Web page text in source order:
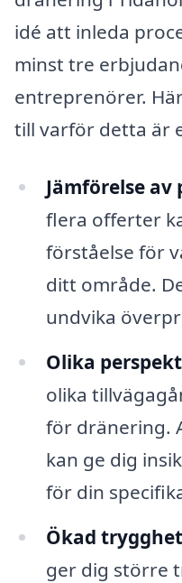
idé att inleda
minst tre
entreprenörer.
till varför detta är
Jämförelse av
flera offerter
förståelse för
ditt område.
undvika
Olika
olika
för dränering.
kan ge dig
för din
Ökad
ger dig större